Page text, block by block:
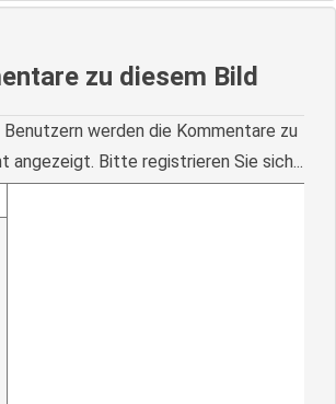
zu diesem Bild
werden die Kommentare zu
angezeigt. Bitte registrieren Sie sich...